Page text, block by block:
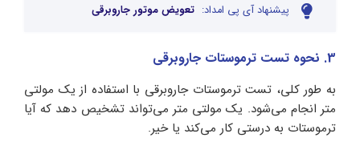
پیشنهاد آی پی امداد: تعویض موتور جاروبرقی
3. نحوه تست ترموستات جاروبرقی
به طور کلی، تست ترموستات جاروبرقی با استفاده از یک مولتی
متر انجام می‌شود. یک مولتی متر می‌تواند تشخیص دهد که آیا
ترموستات به درستی کار می‌کند یا خیر.